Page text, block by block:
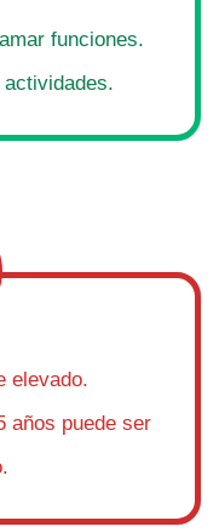
funciones.
elevado.
años puede ser